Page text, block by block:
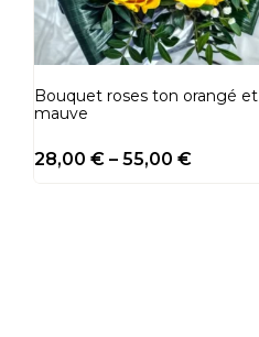
Bouquet roses ton orangé et
mauve
28,00 € – 55,00 €